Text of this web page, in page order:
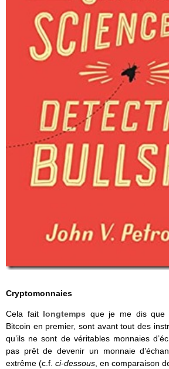
Cryptomonnaies
Cela fait longtemps que je me dis que
Bitcoin en premier, sont avant tout des
qu’ils ne sont de véritables monnaies
pas prêt de devenir un monnaie
extrême (c.f. ci-dessous , en comparaison